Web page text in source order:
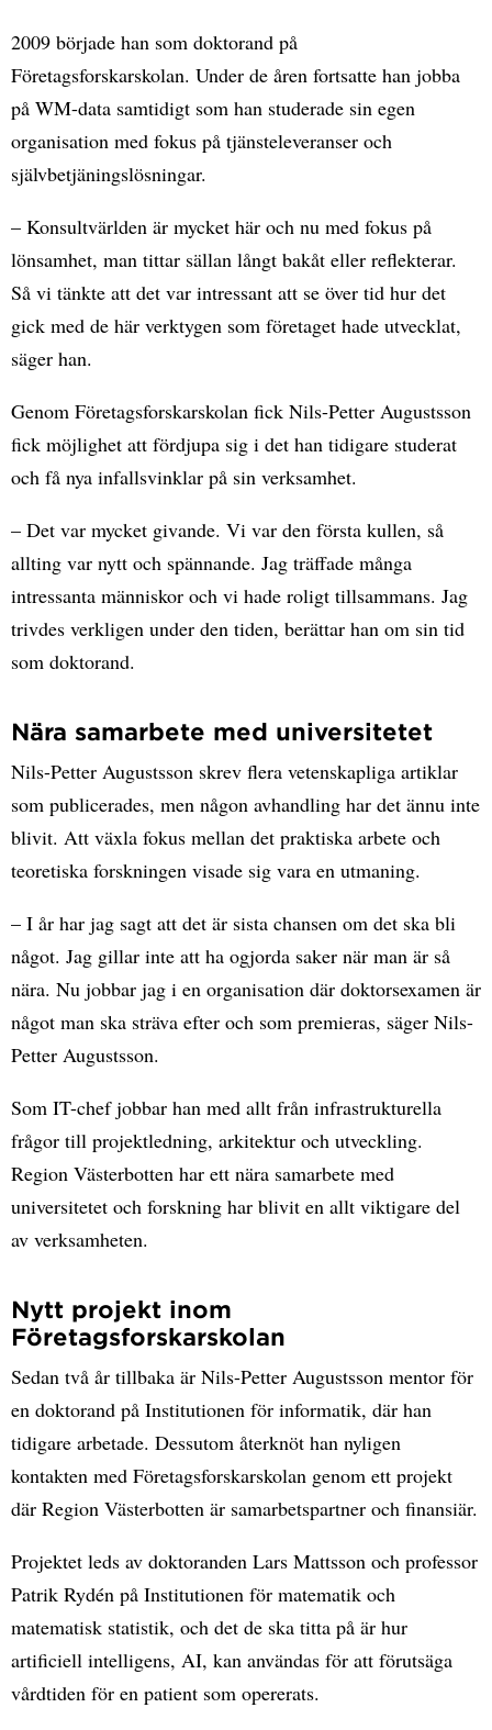
2009 började han som doktorand på
Företagsforskarskolan. Under de åren fortsatte han jobba
på WM-data samtidigt som han studerade sin egen
organisation med fokus på tjänsteleveranser och
självbetjäningslösningar.
– Konsultvärlden är mycket här och nu med fokus på
lönsamhet, man tittar sällan långt bakåt eller reflekterar.
Så vi tänkte att det var intressant att se över tid hur det
gick med de här verktygen som företaget hade utvecklat,
säger han.
Genom Företagsforskarskolan fick Nils-Petter Augustsson
fick möjlighet att fördjupa sig i det han tidigare studerat
och få nya infallsvinklar på sin verksamhet.
– Det var mycket givande. Vi var den första kullen, så
allting var nytt och spännande. Jag träffade många
intressanta människor och vi hade roligt tillsammans. Jag
trivdes verkligen under den tiden, berättar han om sin tid
som doktorand.
Nära samarbete med universitetet
Nils-Petter Augustsson skrev flera vetenskapliga artiklar
som publicerades, men någon avhandling har det ännu inte
blivit. Att växla fokus mellan det praktiska arbete och
teoretiska forskningen visade sig vara en utmaning.
– I år har jag sagt att det är sista chansen om det ska bli
något. Jag gillar inte att ha ogjorda saker när man är så
nära. Nu jobbar jag i en organisation där doktorsexamen är
något man ska sträva efter och som premieras, säger Nils-
Petter Augustsson.
Som IT-chef jobbar han med allt från infrastrukturella
frågor till projektledning, arkitektur och utveckling.
Region Västerbotten har ett nära samarbete med
universitetet och forskning har blivit en allt viktigare del
av verksamheten.
Nytt projekt inom
Företagsforskarskolan
Sedan två år tillbaka är Nils-Petter Augustsson mentor för
en doktorand på Institutionen för informatik, där han
tidigare arbetade. Dessutom återknöt han nyligen
kontakten med Företagsforskarskolan genom ett projekt
där Region Västerbotten är samarbetspartner och finansiär.
Projektet leds av doktoranden Lars Mattsson och professor
Patrik Rydén på Institutionen för matematik och
matematisk statistik, och det de ska titta på är hur
artificiell intelligens, AI, kan användas för att förutsäga
vårdtiden för en patient som opererats.